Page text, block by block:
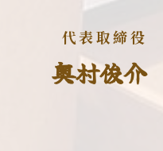
代表取締役
奥村俊介